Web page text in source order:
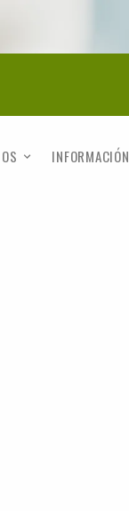
INFORMACIÓN